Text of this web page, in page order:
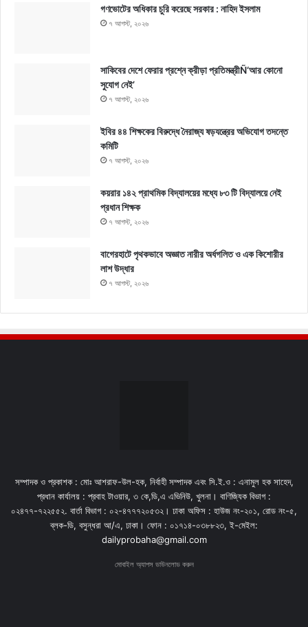
গণভোটের অধিকার চুরি করেছে সরকার : নাহিদ ইসলাম
৭ আগস্ট, ২০২৬
সাকিবের দেশে ফেরার প্রশ্নে ক্রীড়া প্রতিমন্ত্রীÑ‘আর কোনো
সুযোগ নেই’
৭ আগস্ট, ২০২৬
ইবির ৪৪ শিক্ষকের বিরুদ্ধে নৈরাজ্য ষড়যন্ত্রের অভিযোগ তদন্তে
কমিটি
৭ আগস্ট, ২০২৬
কয়রার ১৪২ প্রাথমিক বিদ্যালয়ের মধ্যে ৮৩ টি বিদ্যালয়ে নেই
প্রধান শিক্ষক
৭ আগস্ট, ২০২৬
বাগেরহাটে পৃথকভাবে অজ্ঞাত নারীর অর্ধগলিত ও এক কিশোরীর
লাশ উদ্ধার
৭ আগস্ট, ২০২৬
সম্পাদক ও প্রকাশক : মোঃ আশরাফ-উল-হক, নির্বাহী সম্পাদক এবং সি.ই.ও : এনামুল হক সাহেদ,
প্রধান কার্যালয় : প্রবাহ টাওয়ার, ৩ কে,ডি,এ এভিনিউ, খুলনা। বাণিজ্যিক বিভাগ :
০২৪৭৭-৭২২৫৫২. বার্তা বিভাগ : ০২-৪৭৭৭২০৫৩২। ঢাকা অফিস : হাউজ নং-২০১, রোড নং-৫,
ব্লক-ডি, বসুন্ধরা আ/এ, ঢাকা। ফোন : ০১৭১৪-০৩৮৮২৩, ই-মেইল:
dailyprobaha@gmail.com
মোবাইল অ্যাপস ডাউনলোড করুন